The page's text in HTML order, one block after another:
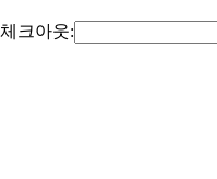
체크아웃: